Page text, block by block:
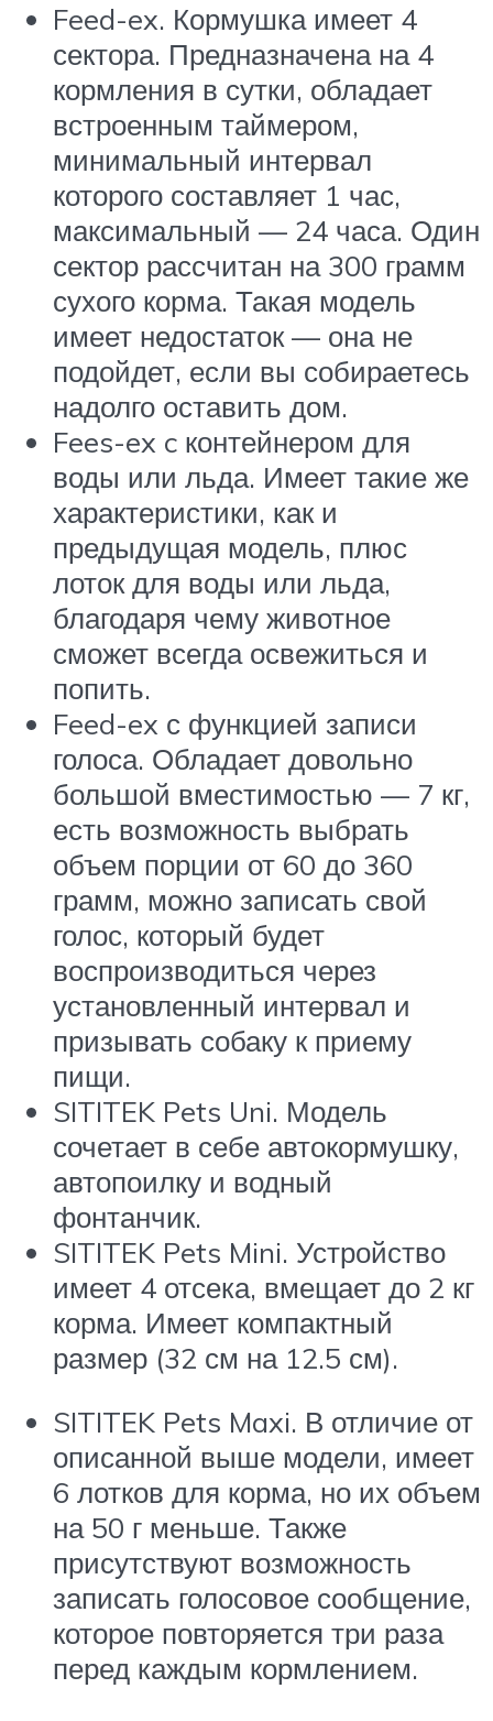
Feed-ex. Кормушка имеет 4
сектора. Предназначена на 4
кормления в сутки, обладает
встроенным таймером,
минимальный интервал
которого составляет 1 час,
максимальный — 24 часа. Один
сектор рассчитан на 300 грамм
сухого корма. Такая модель
имеет недостаток — она не
подойдет, если вы собираетесь
надолго оставить дом.
Fees-ex c контейнером для
воды или льда. Имеет такие же
характеристики, как и
предыдущая модель, плюс
лоток для воды или льда,
благодаря чему животное
сможет всегда освежиться и
попить.
Feed-ex с функцией записи
голоса. Обладает довольно
большой вместимостью — 7 кг,
есть возможность выбрать
объем порции от 60 до 360
грамм, можно записать свой
голос, который будет
воспроизводиться через
установленный интервал и
призывать собаку к приему
пищи.
SITITEK Pets Uni. Модель
сочетает в себе автокормушку,
автопоилку и водный
фонтанчик.
SITITEK Pets Mini. Устройство
имеет 4 отсека, вмещает до 2 кг
корма. Имеет компактный
размер (32 см на 12.5 см).
SITITEK Pets Maxi. В отличие от
описанной выше модели, имеет
6 лотков для корма, но их объем
на 50 г меньше. Также
присутствуют возможность
записать голосовое сообщение,
которое повторяется три раза
перед каждым кормлением.